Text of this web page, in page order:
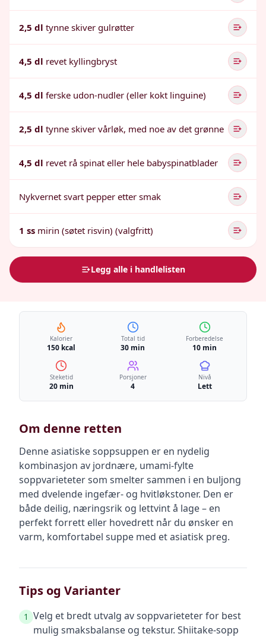
2,5 dl tynne skiver gulrøtter
4,5 dl revet kyllingbryst
4,5 dl ferske udon-nudler (eller kokt linguine)
2,5 dl tynne skiver vårløk, med noe av det grønne
4,5 dl revet rå spinat eller hele babyspinatblader
Nykvernet svart pepper etter smak
1 ss mirin (søtet risvin) (valgfritt)
Legg alle i handlelisten
Kalorier
150 kcal
Total tid
30 min
Forberedelse
10 min
Steketid
20 min
Porsjoner
4
Nivå
Lett
Om denne retten
Denne asiatiske soppsuppen er en nydelig
kombinasjon av jordnære, umami-fylte
soppvarieteter som smelter sammen i en buljong
med dvelende ingefær- og hvitløkstoner. Den er
både deilig, næringsrik og lettvint å lage – en
perfekt forrett eller hovedrett når du ønsker en
varm, komfortabel suppe med et asiatisk preg.
Tips og Varianter
1 Velg et bredt utvalg av soppvarieteter for best
mulig smaksbalanse og tekstur. Shiitake-sopp